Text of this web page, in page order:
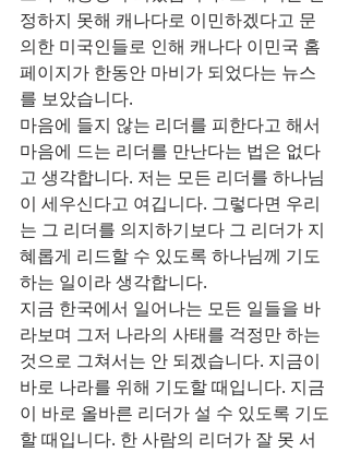
정하지 못해 캐나다로 이민하겠다고 문
의한 미국인들로 인해 캐나다 이민국 홈
페이지가 한동안 마비가 되었다는 뉴스
를 보았습니다.
마음에 들지 않는 리더를 피한다고 해서
마음에 드는 리더를 만난다는 법은 없다
고 생각합니다. 저는 모든 리더를 하나님
이 세우신다고 여깁니다. 그렇다면 우리
는 그 리더를 의지하기보다 그 리더가 지
혜롭게 리드할 수 있도록 하나님께 기도
하는 일이라 생각합니다.
지금 한국에서 일어나는 모든 일들을 바
라보며 그저 나라의 사태를 걱정만 하는
것으로 그쳐서는 안 되겠습니다. 지금이
바로 나라를 위해 기도할 때입니다. 지금
이 바로 올바른 리더가 설 수 있도록 기도
할 때입니다. 한 사람의 리더가 잘 못 서